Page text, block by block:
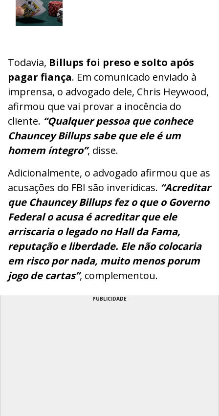
Todavia, Billups foi preso e solto após
pagar fiança. Em comunicado enviado à
imprensa, o advogado dele, Chris Heywood,
afirmou que vai provar a inocência do
cliente. “Qualquer pessoa que conhece
Chauncey Billups sabe que ele é um
homem íntegro”, disse.
Adicionalmente, o advogado afirmou que as
acusações do FBI são inverídicas. “Acreditar
que Chauncey Billups fez o que o Governo
Federal o acusa é acreditar que ele
arriscaria o legado no Hall da Fama,
reputação e liberdade. Ele não colocaria
em risco por nada, muito menos porum
jogo de cartas”, complementou.
PUBLICIDADE